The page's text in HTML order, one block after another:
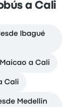
a Cali
Ibagué
a Cali
Cali
Medellin